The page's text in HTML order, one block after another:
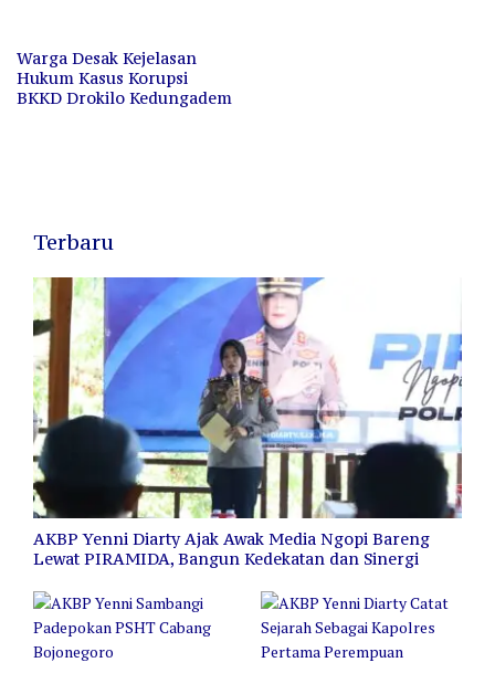
Warga Desak Kejelasan
Hukum Kasus Korupsi
BKKD Drokilo Kedungadem
Terbaru
AKBP Yenni Diarty Ajak Awak Media Ngopi Bareng
Lewat PIRAMIDA, Bangun Kedekatan dan Sinergi